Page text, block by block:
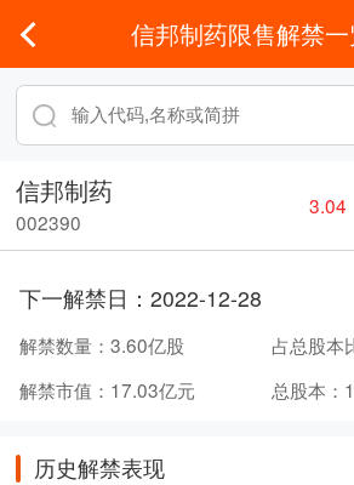
信邦制药限售解禁
信邦制药
002390
3.04
下一解禁日： 2022-12-28
解禁数量： 3.60亿股 占总股本
解禁市值： 17.03亿元 总股本：
历史解禁表现